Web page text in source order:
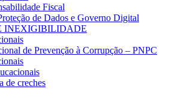
Fiscal
de Dados e Governo Digital
INEXIGIBILIDADE
de Prevenção à Corrupção – PNPC
de creches